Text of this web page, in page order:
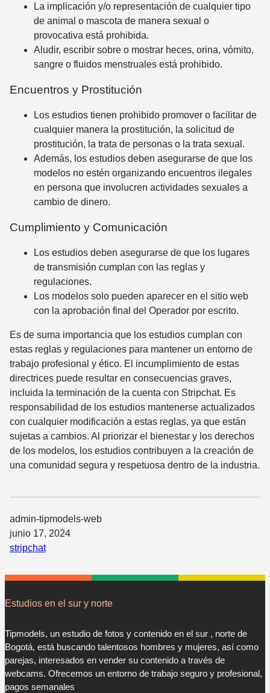
La implicación y/o representación de cualquier tipo
de animal o mascota de manera sexual o
provocativa está prohibida.
Aludir, escribir sobre o mostrar heces, orina, vómito,
sangre o fluidos menstruales está prohibido.
Encuentros y Prostitución
Los estudios tienen prohibido promover o facilitar de
cualquier manera la prostitución, la solicitud de
prostitución, la trata de personas o la trata sexual.
Además, los estudios deben asegurarse de que los
modelos no estén organizando encuentros ilegales
en persona que involucren actividades sexuales a
cambio de dinero.
Cumplimiento y Comunicación
Los estudios deben asegurarse de que los lugares
de transmisión cumplan con las reglas y
regulaciones.
Los modelos solo pueden aparecer en el sitio web
con la aprobación final del Operador por escrito.
Es de suma importancia que los estudios cumplan con
estas reglas y regulaciones para mantener un entorno de
trabajo profesional y ético. El incumplimiento de estas
directrices puede resultar en consecuencias graves,
incluida la terminación de la cuenta con Stripchat. Es
responsabilidad de los estudios mantenerse actualizados
con cualquier modificación a estas reglas, ya que están
sujetas a cambios. Al priorizar el bienestar y los derechos
de los modelos, los estudios contribuyen a la creación de
una comunidad segura y respetuosa dentro de la industria.
admin-tipmodels-web
junio 17, 2024
stripchat
Estudios en el sur y norte
Tipmodels, un estudio de fotos y contenido en el sur , norte de
Bogotá, está buscando talentosos hombres y mujeres, así como
parejas, interesados en vender su contenido a través de
webcams. Ofrecemos un entorno de trabajo seguro y profesional,
pagos semanales